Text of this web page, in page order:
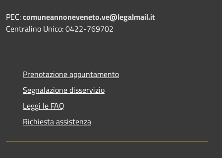
PEC:comuneannoneveneto.ve@legalmail.it
Centralino Unico: 0422-769702
Prenotazione appuntamento
Segnalazione disservizio
Leggi le FAQ
Richiesta assistenza